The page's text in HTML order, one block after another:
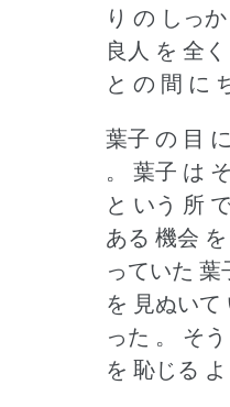
り の しっ
良人 を 全
と の 間 に
葉子 の 目
。
葉子 は
と いう 所
ある 機会
っていた
を 見ぬいて
った 。
そ
を 恥じる よ